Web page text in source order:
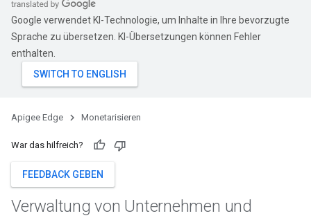
Google verwendet KI-Technologie, um Inhalte in Ihre bevorzugte
Sprache zu übersetzen. KI-Übersetzungen können Fehler
enthalten.
Apigee Edge Monetarisieren
War das hilfreich?
FEEDBACK GEBEN
Verwaltung von Unternehmen und